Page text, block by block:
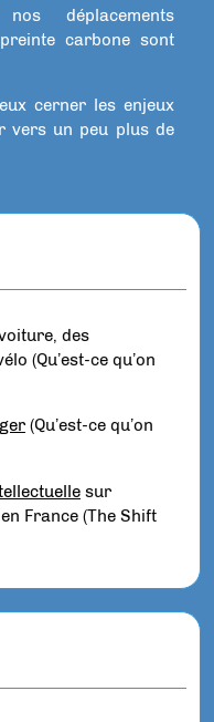
déplacements
carbone sont
cerner les enjeux
vers un peu plus de
des
(Qu’est-ce qu’on
(Qu’est-ce qu’on
sur
France (The Shift